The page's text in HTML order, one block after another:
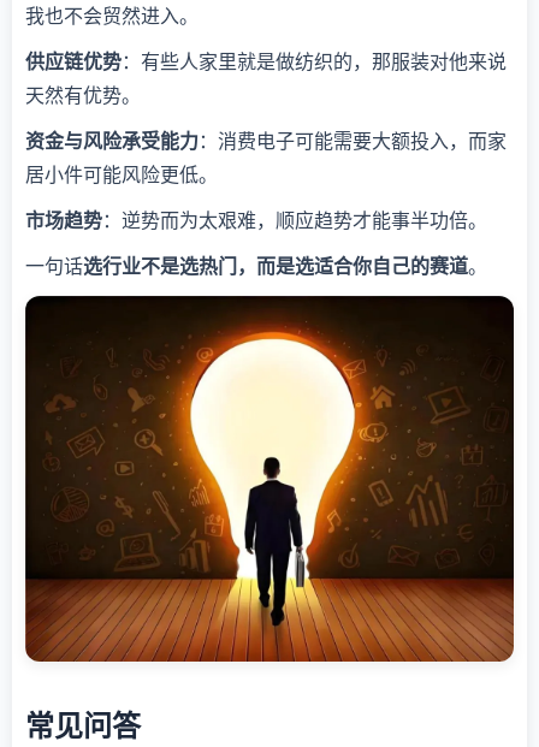
我也不会贸然进入。
供应链优势：有些人家里就是做纺织的，那服装对他来说
天然有优势。
资金与风险承受能力：消费电子可能需要大额投入，而家
居小件可能风险更低。
市场趋势：逆势而为太艰难，顺应趋势才能事半功倍。
一句话选行业不是选热门，而是选适合你自己的赛道。
常见问答